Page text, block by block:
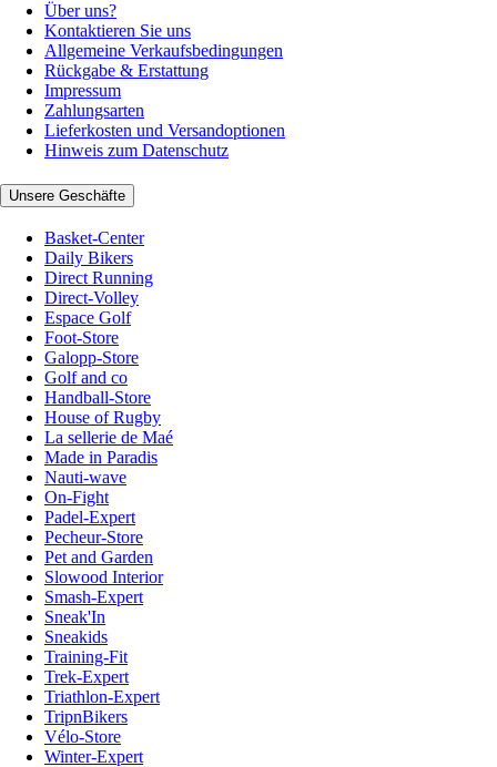
Über uns?
Kontaktieren Sie uns
Allgemeine Verkaufsbedingungen
Rückgabe & Erstattung
Impressum
Zahlungsarten
Lieferkosten und Versandoptionen
Hinweis zum Datenschutz
Unsere Geschäfte
Basket-Center
Daily Bikers
Direct Running
Direct-Volley
Espace Golf
Foot-Store
Galopp-Store
Golf and co
Handball-Store
House of Rugby
La sellerie de Maé
Made in Paradis
Nauti-wave
On-Fight
Padel-Expert
Pecheur-Store
Pet and Garden
Slowood Interior
Smash-Expert
Sneak'In
Sneakids
Training-Fit
Trek-Expert
Triathlon-Expert
TripnBikers
Vélo-Store
Winter-Expert